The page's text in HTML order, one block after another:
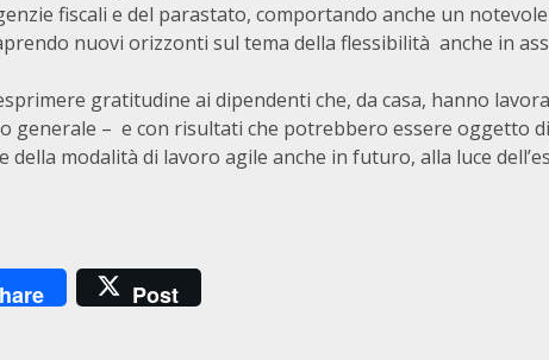
fiscali e del parastato, comportando anche un
nuovi orizzonti sul tema della flessibilità anche in
gratitudine ai dipendenti che, da casa, hanno
generale – e con risultati che potrebbero essere oggetto
della modalità di lavoro agile anche in futuro, alla luce
Post